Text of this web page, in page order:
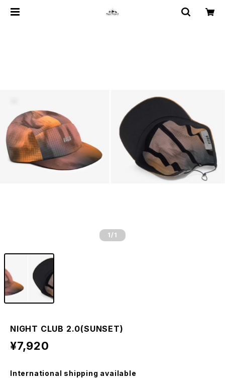
1 /1
NIGHT CLUB 2.0(SUNSET)
¥7,920
International shipping available